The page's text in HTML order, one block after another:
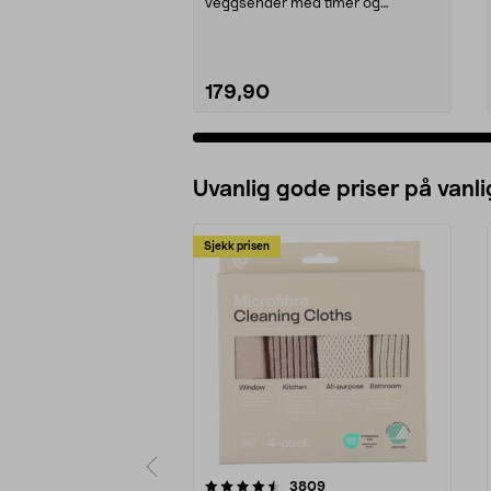
veggsender med timer og
179,90
Uvanlig gode priser på
Sjekk prisen
3809anmeldelser
4.5av 5 stjerner